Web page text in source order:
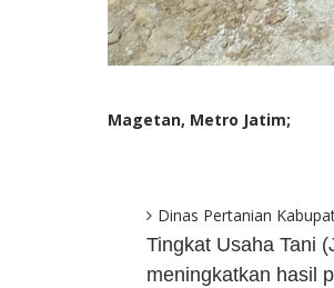
Magetan, Metro Jatim;
Dinas Pertanian
Tingkat Usaha Tani
meningkatkan hasil